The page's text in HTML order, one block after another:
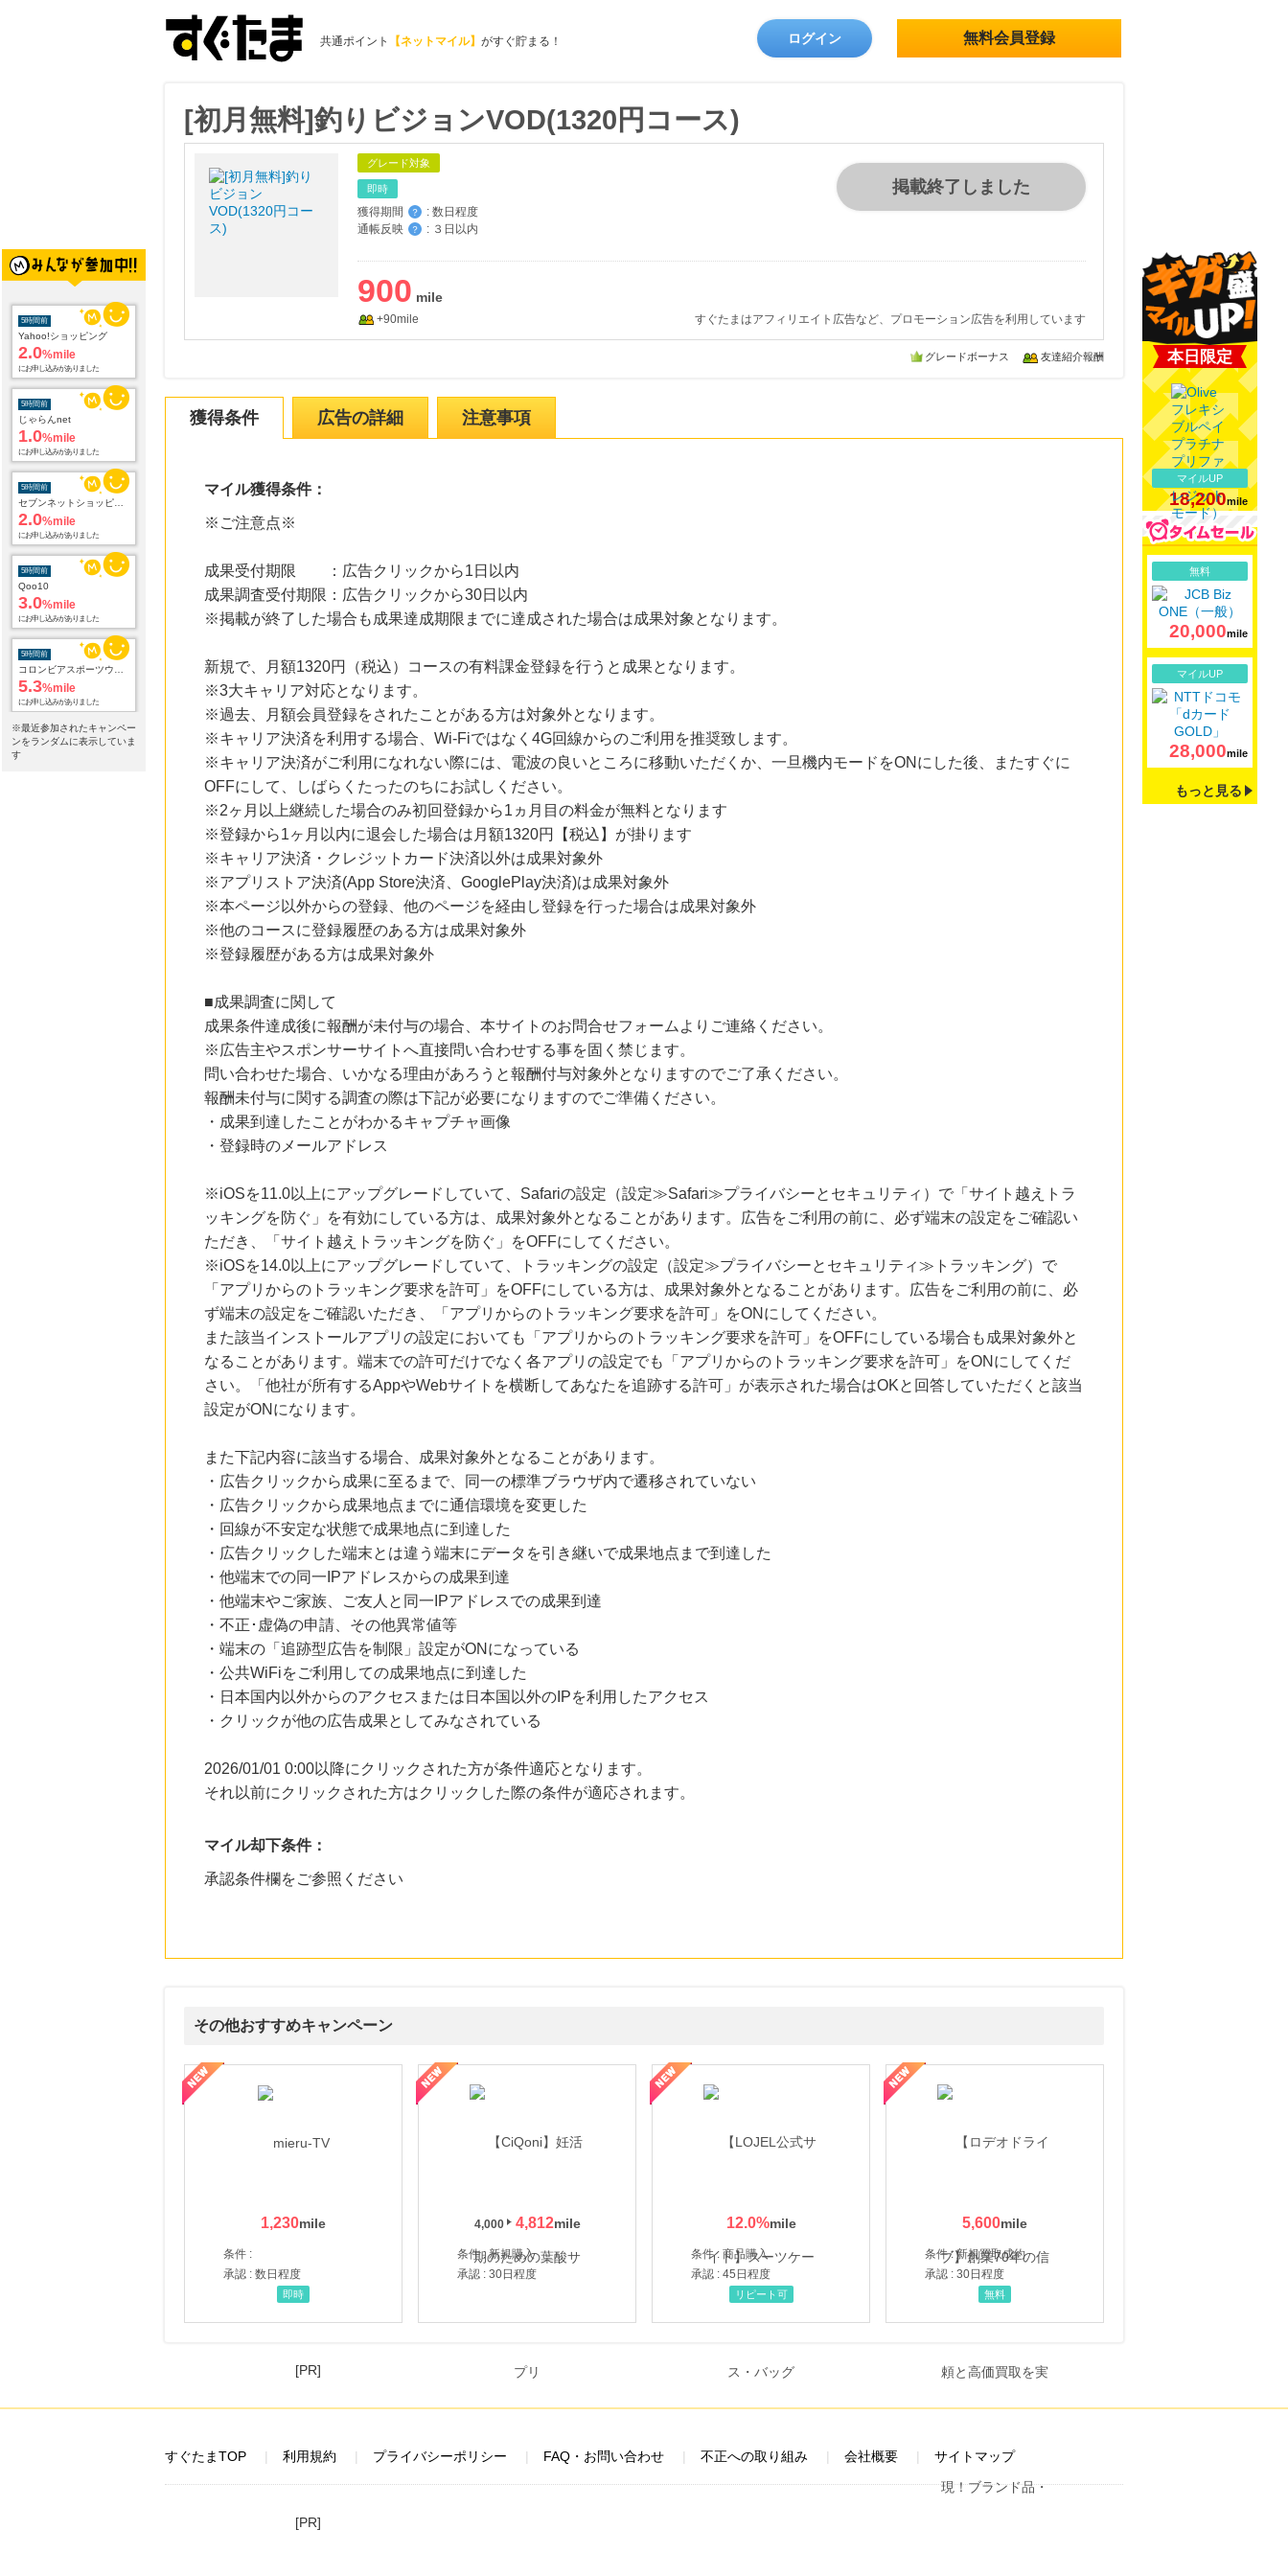
共通ポイント 【ネットマイル】 がすぐ貯まる！ ログイン 無料会員登録
5時間前
Yahoo!ショッピング
2.0%mile
にお申し込みがありました
5時間前
じゃらんnet
1.0%mile
にお申し込みがありました
5時間前
2.0%mile
にお申し込みがありました
5時間前
Qoo10
3.0%mile
にお申し込みがありました
5時間前
5.3%mile
にお申し込みがありました
8時間前
3.0%mile
にお申し込みがありました
※最近参加されたキャンペー
ンをランダムに表示していま
す
[初月無料]釣りビジョンVOD(1320円コース)
グレード対象
即時
獲得期間 ？ : 数日程度
通帳反映
？ : ３日以内
掲載終了しました
900
+90mile すぐたまはアフィリエイト広告など、プロモーション広告を利用しています
グレードボーナス 友達紹介報酬
獲得条件 広告の詳細 注意事項
マイル獲得条件：
※ご注意点※
成果受付期限 ：広告クリックから1日以内
成果調査受付期限：広告クリックから30日以内
※掲載が終了した場合も成果達成期限までに達成された場合は成果対象となります。
新規で、月額1320円（税込）コースの有料課金登録を行うと成果となります。
※3大キャリア対応となります。
※過去、月額会員登録をされたことがある方は対象外となります。
※キャリア決済を利用する場合、Wi-Fiではなく4G回線からのご利用を推奨致します。
※キャリア決済がご利用になれない際には、電波の良いところに移動いただくか、一旦機内モードをONにした後、またすぐに
OFFにして、しばらくたったのちにお試しください。
※2ヶ月以上継続した場合のみ初回登録から1ヵ月目の料金が無料となります
※登録から1ヶ月以内に退会した場合は月額1320円【税込】が掛ります
※キャリア決済・クレジットカード決済以外は成果対象外
※アプリストア決済(App Store決済、GooglePlay決済)は成果対象外
※本ページ以外からの登録、他のページを経由し登録を行った場合は成果対象外
※他のコースに登録履歴のある方は成果対象外
※登録履歴がある方は成果対象外
■成果調査に関して
成果条件達成後に報酬が未付与の場合、本サイトのお問合せフォームよりご連絡ください。
※広告主やスポンサーサイトへ直接問い合わせする事を固く禁じます。
問い合わせた場合、いかなる理由があろうと報酬付与対象外となりますのでご了承ください。
報酬未付与に関する調査の際は下記が必要になりますのでご準備ください。
・成果到達したことがわかるキャプチャ画像
・登録時のメールアドレス
※iOSを11.0以上にアップグレードしていて、Safariの設定（設定≫Safari≫プライバシーとセキュリティ）で「サイト越えトラ
ッキングを防ぐ」を有効にしている方は、成果対象外となることがあります。広告をご利用の前に、必ず端末の設定をご確認い
ただき、「サイト越えトラッキングを防ぐ」をOFFにしてください。
※iOSを14.0以上にアップグレードしていて、トラッキングの設定（設定≫プライバシーとセキュリティ≫トラッキング）で
「アプリからのトラッキング要求を許可」をOFFにしている方は、成果対象外となることがあります。広告をご利用の前に、必
ず端末の設定をご確認いただき、「アプリからのトラッキング要求を許可」をONにしてください。
また該当インストールアプリの設定においても「アプリからのトラッキング要求を許可」をOFFにしている場合も成果対象外と
なることがあります。端末での許可だけでなく各アプリの設定でも「アプリからのトラッキング要求を許可」をONにしてくだ
さい。「他社が所有するAppやWebサイトを横断してあなたを追跡する許可」が表示された場合はOKと回答していただくと該当
設定がONになります。
また下記内容に該当する場合、成果対象外となることがあります。
・広告クリックから成果に至るまで、同一の標準ブラウザ内で遷移されていない
・広告クリックから成果地点までに通信環境を変更した
・回線が不安定な状態で成果地点に到達した
・広告クリックした端末とは違う端末にデータを引き継いで成果地点まで到達した
・他端末での同一IPアドレスからの成果到達
・他端末やご家族、ご友人と同一IPアドレスでの成果到達
・不正･虚偽の申請、その他異常値等
・端末の「追跡型広告を制限」設定がONになっている
・公共WiFiをご利用しての成果地点に到達した
・日本国内以外からのアクセスまたは日本国以外のIPを利用したアクセス
・クリックが他の広告成果としてみなされている
2026/01/01 0:00以降にクリックされた方が条件適応となります。
それ以前にクリックされた方はクリックした際の条件が適応されます。
マイル却下条件：
承認条件欄をご参照ください
その他おすすめキャンペーン
1,230
条件 :
承認 : 数日程度
即時
4,000 4,812
条件 : 新規購入
承認 : 30日程度
12.0%
条件 : 商品購入
承認 : 45日程度
【LOJEL公式サイト】スーツケース・バッグ
リピート可
5,600
条件 : 新規買取成約
承認 : 30日程度
【ロデオドライブ】創業70年の信頼と高価買取を実現！ブランド品・貴金属の無料査定
無料
本日限定
マイルUP
18,200mile
無料
20,000mile
マイルUP
28,000mile
もっと見る
[PR]
すぐたまTOP 利用規約 プライバシーポリシー FAQ・お問い合わせ 不正への取り組み 会社概要 サイトマップ
[PR]